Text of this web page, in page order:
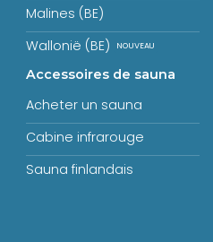
Malines (BE)
Wallonië (BE)
Accessoires de sauna
Acheter un sauna
Cabine infrarouge
Sauna finlandais